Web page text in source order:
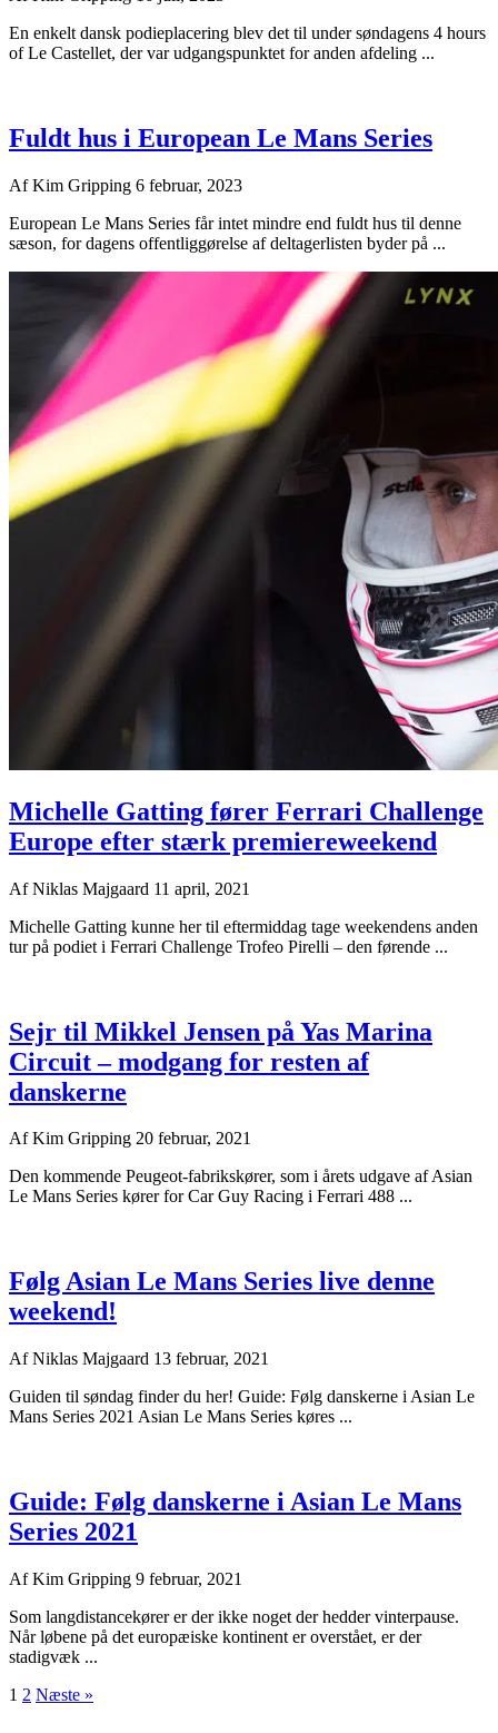
En enkelt dansk podieplacering blev det til under søndagens 4 hours
of Le Castellet, der var udgangspunktet for anden afdeling ...
Fuldt hus i European Le Mans Series
AfKim Gripping 6 februar, 2023
European Le Mans Series får intet mindre end fuldt hus til denne
sæson, for dagens offentliggørelse af deltagerlisten byder på ...
Michelle Gatting fører Ferrari Challenge
Europe efter stærk premiereweekend
AfNiklas Majgaard 11 april, 2021
Michelle Gatting kunne her til eftermiddag tage weekendens anden
tur på podiet i Ferrari Challenge Trofeo Pirelli – den førende ...
Sejr til Mikkel Jensen på Yas Marina
Circuit – modgang for resten af
danskerne
AfKim Gripping 20 februar, 2021
Den kommende Peugeot-fabrikskører, som i årets udgave af Asian
Le Mans Series kører for Car Guy Racing i Ferrari 488 ...
Følg Asian Le Mans Series live denne
weekend!
AfNiklas Majgaard 13 februar, 2021
Guiden til søndag finder du her! Guide: Følg danskerne i Asian Le
Mans Series 2021 Asian Le Mans Series køres ...
Guide: Følg danskerne i Asian Le Mans
Series 2021
AfKim Gripping 9 februar, 2021
Som langdistancekører er der ikke noget der hedder vinterpause.
Når løbene på det europæiske kontinent er overstået, er der
stadigvæk ...
1 2 Næste »